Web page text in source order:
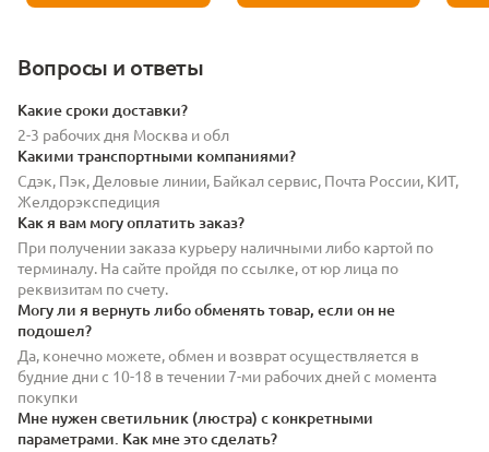
Вопросы и ответы
Какие сроки доставки?
2-3 рабочих дня Москва и обл
Какими транспортными компаниями?
Сдэк, Пэк, Деловые линии, Байкал сервис, Почта России, КИТ,
Желдорэкспедиция
Как я вам могу оплатить заказ?
При получении заказа курьеру наличными либо картой по
терминалу. На сайте пройдя по ссылке, от юр лица по
реквизитам по счету.
Могу ли я вернуть либо обменять товар, если он не
подошел?
Да, конечно можете, обмен и возврат осуществляется в
будние дни с 10-18 в течении 7-ми рабочих дней с момента
покупки
Мне нужен светильник (люстра) с конкретными
параметрами. Как мне это сделать?